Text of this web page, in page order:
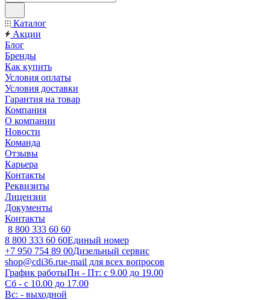
Каталог
Акции
Блог
Бренды
Как купить
Условия оплаты
Условия доставки
Гарантия на товар
Компания
О компании
Новости
Команда
Отзывы
Карьера
Контакты
Реквизиты
Лицензии
Документы
Контакты
8 800 333 60 60
8 800 333 60 60Единый номер
+7 950 754 89 00Дизельный сервис
shop@cdi36.rue-mail для всех вопросов
График работыПн - Пт: с 9.00 до 19.00
Сб - с 10.00 до 17.00
Вс: - выходной